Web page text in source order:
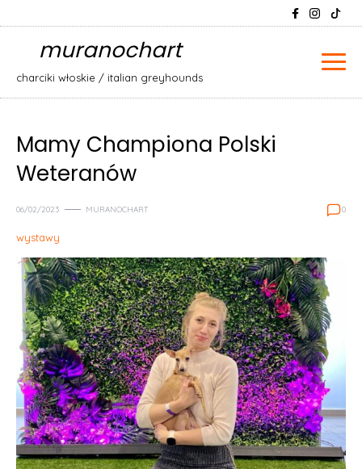
to
muranochart
charciki włoskie / italian greyhounds
Mamy Championa Polski
Weteranów
06/02/2023 MURANOCHART 0
wystawy